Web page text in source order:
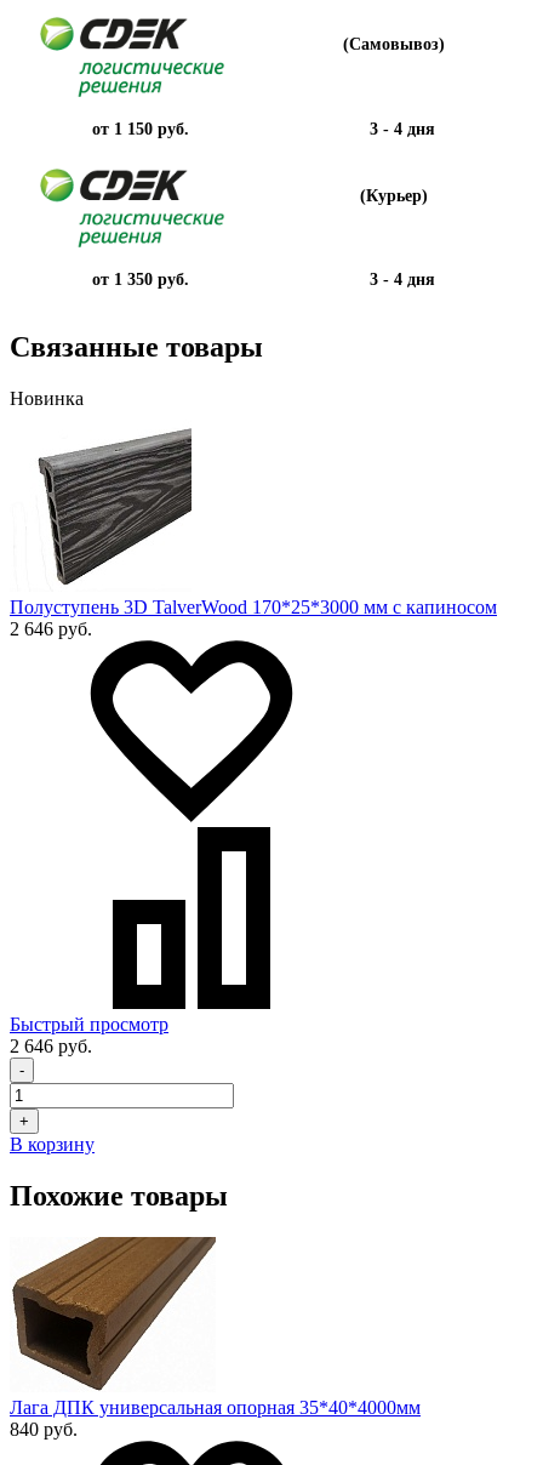
(Самовывоз)
от 1 150 руб. 3 - 4 дня
(Курьер)
от 1 350 руб. 3 - 4 дня
Связанные товары
Новинка
Полуступень 3D TalverWood 170*25*3000 мм с капиносом
2 646 руб.
Быстрый просмотр
2 646 руб.
-
+
В корзину
Похожие товары
Лага ДПК универсальная опорная 35*40*4000мм
840 руб.